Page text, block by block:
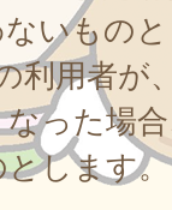
いもの
用者が
った場
します。